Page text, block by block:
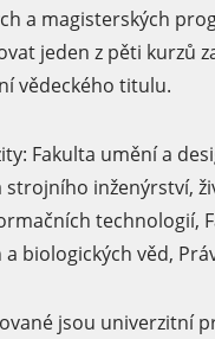
a magisterských
jeden z pěti kurzů
vědeckého titulu.
Fakulta umění a
strojního inženýrství,
technologií,
biologických věd,
jsou univerzitní